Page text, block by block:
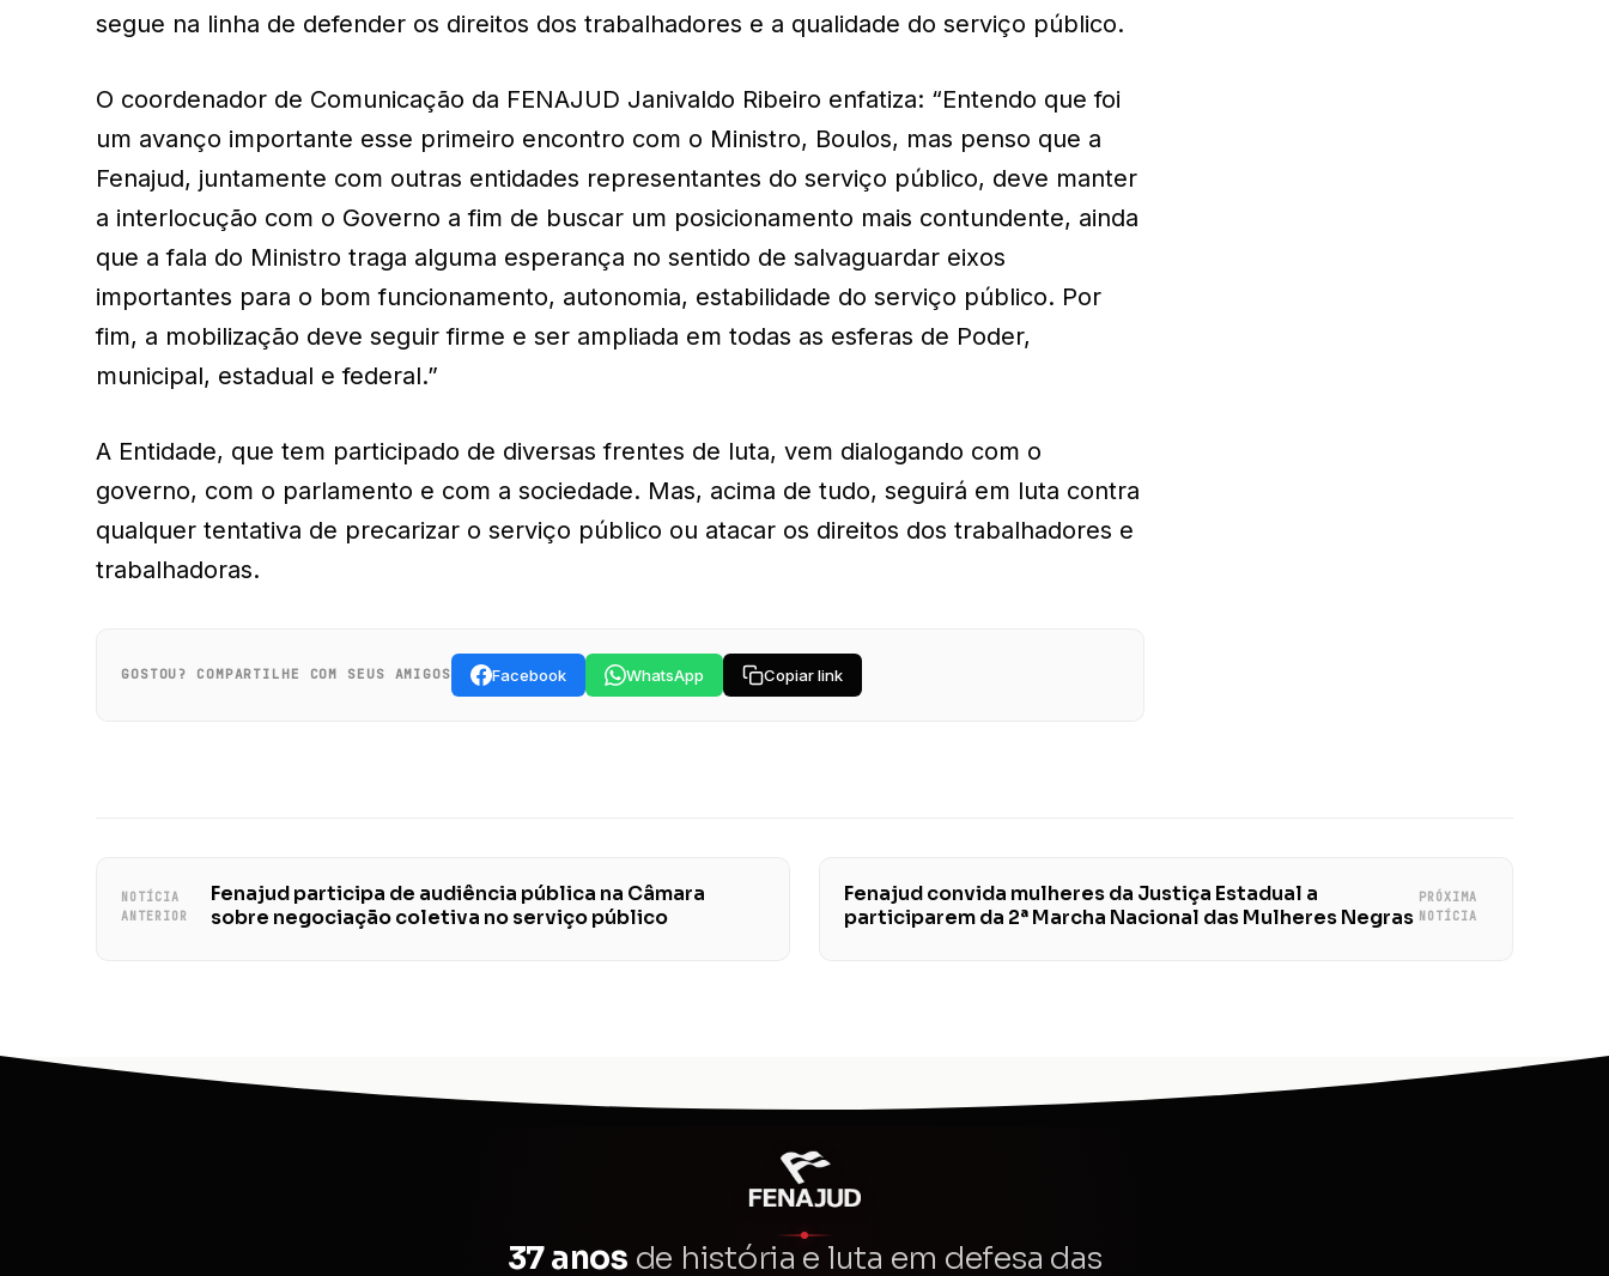
segue na linha de defender os direitos dos trabalhadores e a qualidade do serviço público.
O coordenador de Comunicação da FENAJUD Janivaldo Ribeiro enfatiza: “Entendo que foi
um avanço importante esse primeiro encontro com o Ministro, Boulos, mas penso que a
Fenajud, juntamente com outras entidades representantes do serviço público, deve manter
a interlocução com o Governo a fim de buscar um posicionamento mais contundente, ainda
que a fala do Ministro traga alguma esperança no sentido de salvaguardar eixos
importantes para o bom funcionamento, autonomia, estabilidade do serviço público. Por
fim, a mobilização deve seguir firme e ser ampliada em todas as esferas de Poder,
municipal, estadual e federal.”
A Entidade, que tem participado de diversas frentes de luta, vem dialogando com o
governo, com o parlamento e com a sociedade. Mas, acima de tudo, seguirá em luta contra
qualquer tentativa de precarizar o serviço público ou atacar os direitos dos trabalhadores e
trabalhadoras.
GOSTOU? COMPARTILHE COM SEUS AMIGOS Facebook WhatsApp Copiar link
NOTÍCIA
ANTERIOR
Fenajud participa de audiência pública na Câmara
sobre negociação coletiva no serviço público
Fenajud convida mulheres da Justiça Estadual a
participarem da 2ª Marcha Nacional das Mulheres Negras
PRÓXIMA
NOTÍCIA
37 anos de história e luta em defesa das